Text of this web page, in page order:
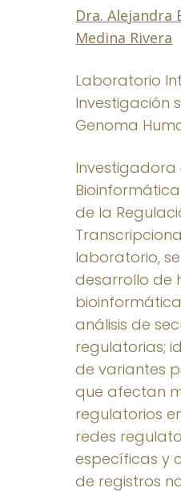
Dra. Alejandra
Medina Rivera
Laboratorio
Investigación
Genoma
Investigadora
de la
laboratorio,
desarrollo de
análisis de
regulatorias;
de variantes
que afectan
regulatorios
redes
específicas y
de registros